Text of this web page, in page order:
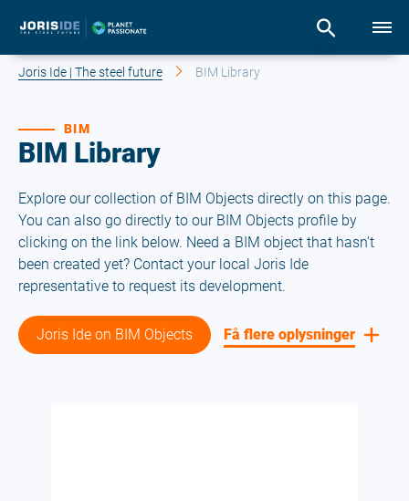
Joris Ide | The steel future BIM Library
BIM Library
BIM
Explore our collection of BIM Objects directly on this page.
You can also go directly to our BIM Objects profile by
clicking on the link below. Need a BIM object that hasn't
been created yet? Contact your local Joris Ide
representative to request its development.
Joris Ide on BIM Objects Få flere oplysninger